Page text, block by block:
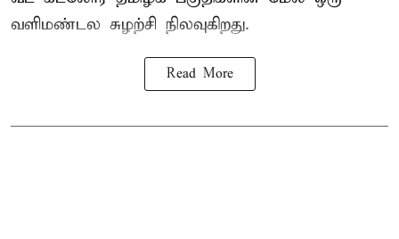
வளிமண்டல சுழற்சி நிலவுகிறது.
Read More